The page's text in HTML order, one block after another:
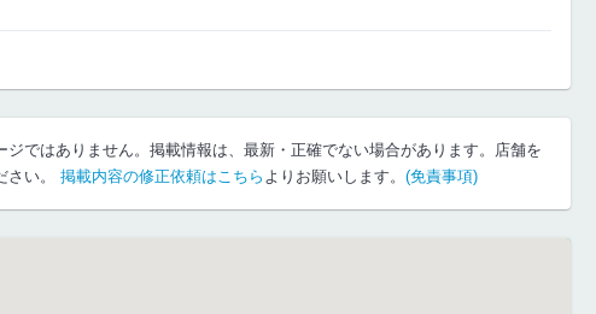
ではありません。掲載情報は、最新・正確でない場合があります。店舗を
さい。 掲載内容の修正依頼はこちら よりお願いします。 (免責事項)